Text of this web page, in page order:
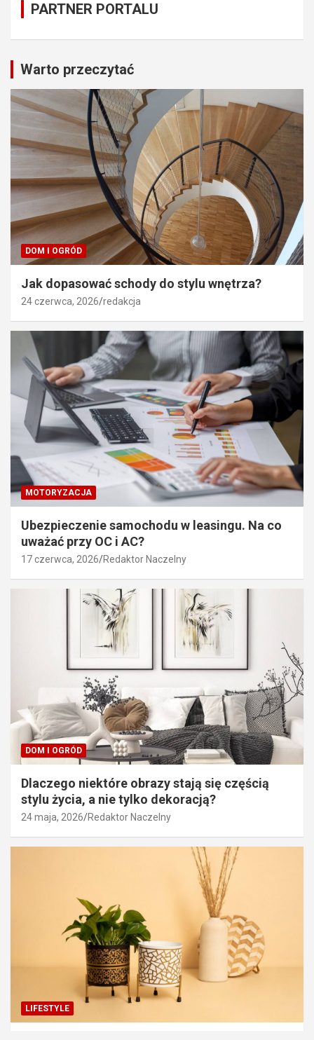
PARTNER PORTALU
Warto przeczytać
DOM I OGRÓD
Jak dopasować schody do stylu wnętrza?
24 czerwca, 2026 redakcja
MOTORYZACJA
Ubezpieczenie samochodu w leasingu. Na co
uważać przy OC i AC?
17 czerwca, 2026 Redaktor Naczelny
DOM I OGRÓD
Dlaczego niektóre obrazy stają się częścią
stylu życia, a nie tylko dekoracją?
24 maja, 2026 Redaktor Naczelny
LIFESTYLE